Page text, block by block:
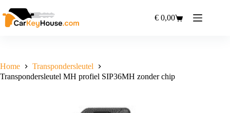
naar
de
Winkelwagen
€ 0,00
Home
Transpondersleutel
Transpondersleutel MH profiel SIP36MH zonder chip